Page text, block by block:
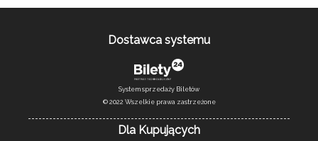
Dostawca systemu
System sprzedaży Biletów
© 2022 Wszelkie prawa zastrzeżone
Dla Kupujących